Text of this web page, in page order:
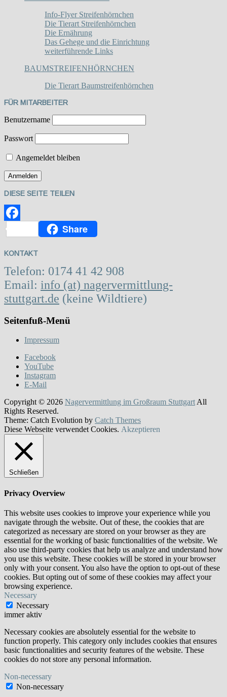
Info-Flyer Streifenhörnchen
Die Tierart Streifenhörnchen
Die Ernährung
Das Gehege und die Einrichtung
weiterführende Links
BAUMSTREIFENHÖRNCHEN
Die Tierart Baumstreifenhörnchen
FÜR MITARBEITER
Benutzername
Passwort
Angemeldet bleiben
DIESE SEITE TEILEN
FacebookShare
KONTAKT
Telefon: 0174 41 42 908
Email: info (at) nagervermittlung-
stuttgart.de (keine Wildtiere)
Seitenfuß-Menü
Impressum
Facebook
YouTube
Instagram
E-Mail
Copyright © 2026 Nagervermittlung im Großraum Stuttgart All
Rights Reserved.
Theme: Catch Evolution by Catch Themes
Diese Webseite verwendet Cookies. Akzeptieren
Schließen
Privacy Overview
This website uses cookies to improve your experience while you
navigate through the website. Out of these, the cookies that are
categorized as necessary are stored on your browser as they are
essential for the working of basic functionalities of the website. We
also use third-party cookies that help us analyze and understand how
you use this website. These cookies will be stored in your browser
only with your consent. You also have the option to opt-out of these
cookies. But opting out of some of these cookies may affect your
browsing experience.
Necessary
Necessary
immer aktiv
Necessary cookies are absolutely essential for the website to
function properly. This category only includes cookies that ensures
basic functionalities and security features of the website. These
cookies do not store any personal information.
Non-necessary
Non-necessary